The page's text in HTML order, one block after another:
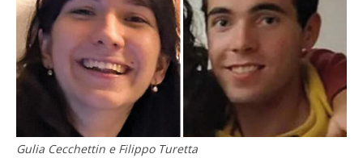
Gulia Cecchettin e Filippo Turetta